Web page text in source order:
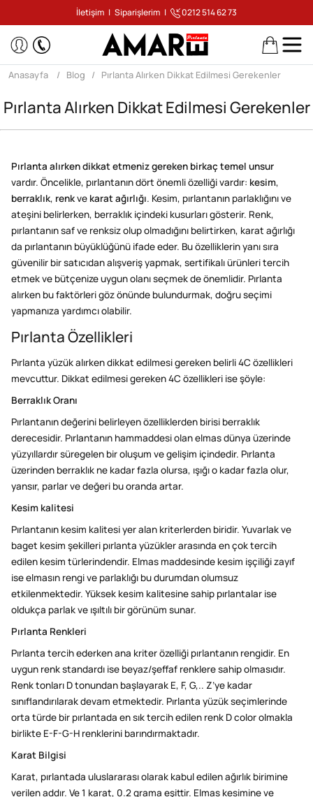
İletişim | Siparişlerim | 0212 514 62 73
Anasayfa Blog Pırlanta Alırken Dikkat Edilmesi Gerekenler
Pırlanta Alırken Dikkat Edilmesi Gerekenler
Pırlanta alırken dikkat etmeniz gereken birkaç temel unsur
vardır. Öncelikle, pırlantanın dört önemli özelliği vardır: kesim,
berraklık, renkve karat ağırlığı. Kesim, pırlantanın parlaklığını ve
ateşini belirlerken, berraklık içindeki kusurları gösterir. Renk,
pırlantanın saf ve renksiz olup olmadığını belirtirken, karat ağırlığı
da pırlantanın büyüklüğünü ifade eder. Bu özelliklerin yanı sıra
güvenilir bir satıcıdan alışveriş yapmak, sertifikalı ürünleri tercih
etmek ve bütçenize uygun olanı seçmek de önemlidir. Pırlanta
alırken bu faktörleri göz önünde bulundurmak, doğru seçimi
yapmanıza yardımcı olabilir.
Pırlanta Özellikleri
Pırlanta yüzük alırken dikkat edilmesi gereken belirli 4C özellikleri
mevcuttur. Dikkat edilmesi gereken 4C özellikleri ise şöyle:
Berraklık Oranı
Pırlantanın değerini belirleyen özelliklerden birisi berraklık
derecesidir. Pırlantanın hammaddesi olan elmas dünya üzerinde
yüzyıllardır süregelen bir oluşum ve gelişim içindedir. Pırlanta
üzerinden berraklık ne kadar fazla olursa, ışığı o kadar fazla olur,
yansır, parlar ve değeri bu oranda artar.
Kesim kalitesi
Pırlantanın kesim kalitesi yer alan kriterlerden biridir. Yuvarlak ve
baget kesim şekilleri pırlanta yüzükler arasında en çok tercih
edilen kesim türlerindendir. Elmas maddesinde kesim işçiliği zayıf
ise elmasın rengi ve parlaklığı bu durumdan olumsuz
etkilenmektedir. Yüksek kesim kalitesine sahip pırlantalar ise
oldukça parlak ve ışıltılı bir görünüm sunar.
Pırlanta Renkleri
Pırlanta tercih ederken ana kriter özelliği pırlantanın rengidir. En
uygun renk standardı ise beyaz/şeffaf renklere sahip olmasıdır.
Renk tonları D tonundan başlayarak E, F, G,.. Z’ye kadar
sınıflandırılarak devam etmektedir. Pırlanta yüzük seçimlerinde
orta türde bir pırlantada en sık tercih edilen renk D color olmakla
birlikte E-F-G-H renklerini barındırmaktadır.
Karat Bilgisi
Karat, pırlantada uluslararası olarak kabul edilen ağırlık birimine
verilen addır. Ve 1 karat, 0.2 grama eşittir. Elmas kesimine ve